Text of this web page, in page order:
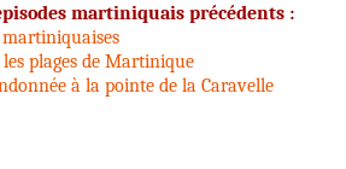
martiniquais précédents :
les plages de Martinique
à la pointe de la Caravelle